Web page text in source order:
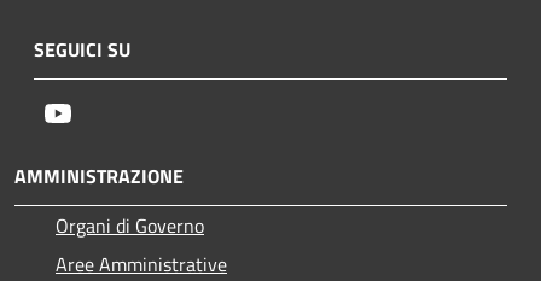
SEGUICI SU
AMMINISTRAZIONE
Organi di Governo
Aree Amministrative